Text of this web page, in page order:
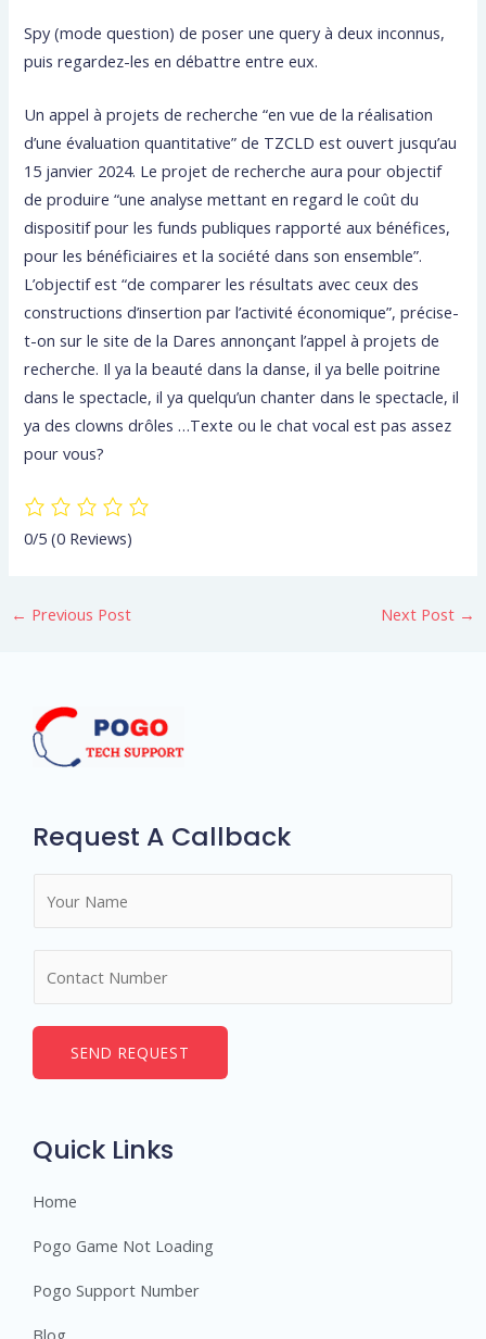
Spy (mode question) de poser une query à deux inconnus,
puis regardez-les en débattre entre eux.
Un appel à projets de recherche “en vue de la réalisation
d’une évaluation quantitative” de TZCLD est ouvert jusqu’au
15 janvier 2024. Le projet de recherche aura pour objectif
de produire “une analyse mettant en regard le coût du
dispositif pour les funds publiques rapporté aux bénéfices,
pour les bénéficiaires et la société dans son ensemble”.
L’objectif est “de comparer les résultats avec ceux des
constructions d’insertion par l’activité économique”, précise-
t-on sur le site de la Dares annonçant l’appel à projets de
recherche. Il ya la beauté dans la danse, il ya belle poitrine
dans le spectacle, il ya quelqu’un chanter dans le spectacle, il
ya des clowns drôles …Texte ou le chat vocal est pas assez
pour vous?
0/5(0 Reviews)
← Previous Post Next Post →
Request A Callback
*
e
SEND REQUEST
Quick Links
Home
Pogo Game Not Loading
Pogo Support Number